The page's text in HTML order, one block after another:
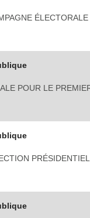
POUR LE